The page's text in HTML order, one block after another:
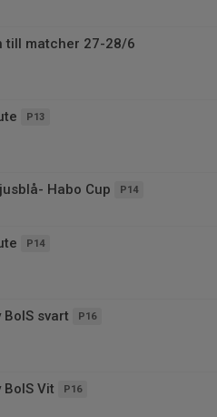
till matcher 27-28/6
P13
Habo Cup P14
P14
svart P16
Vit P16